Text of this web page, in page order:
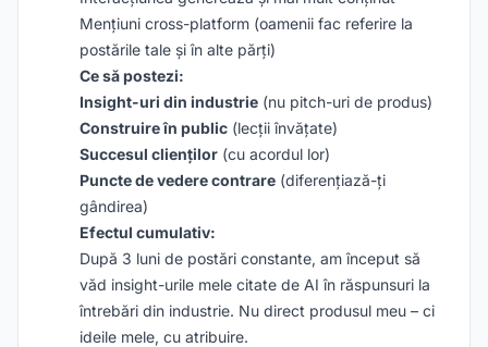
Mențiuni cross-platform (oamenii fac referire la
postările tale și în alte părți)
Ce să postezi:
Insight-uri din industrie (nu pitch-uri de produs)
Construire în public (lecții învățate)
Succesul clienților (cu acordul lor)
Puncte de vedere contrare (diferențiază-ți
gândirea)
Efectul cumulativ:
După 3 luni de postări constante, am început să
văd insight-urile mele citate de AI în răspunsuri la
întrebări din industrie. Nu direct produsul meu – ci
ideile mele, cu atribuire.